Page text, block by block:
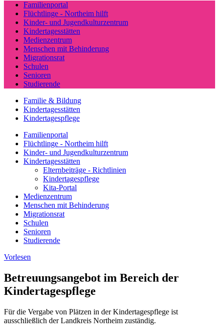
Familienportal
Flüchtlinge - Northeim hilft
Kinder- und Jugendkulturzentrum
Kindertagesstätten
Medienzentrum
Menschen mit Behinderung
Migrationsrat
Schulen
Senioren
Studierende
Familie & Bildung
Kindertagesstätten
Kindertagespflege
Familienportal
Flüchtlinge - Northeim hilft
Kinder- und Jugendkulturzentrum
Kindertagesstätten
Elternbeiträge - Richtlinien
Kindertagespflege
Kita-Portal
Medienzentrum
Menschen mit Behinderung
Migrationsrat
Schulen
Senioren
Studierende
Vorlesen
Betreuungsangebot im Bereich der
Kindertagespflege
Für die Vergabe von Plätzen in der Kindertagespflege ist
ausschließlich der Landkreis Northeim zuständig.